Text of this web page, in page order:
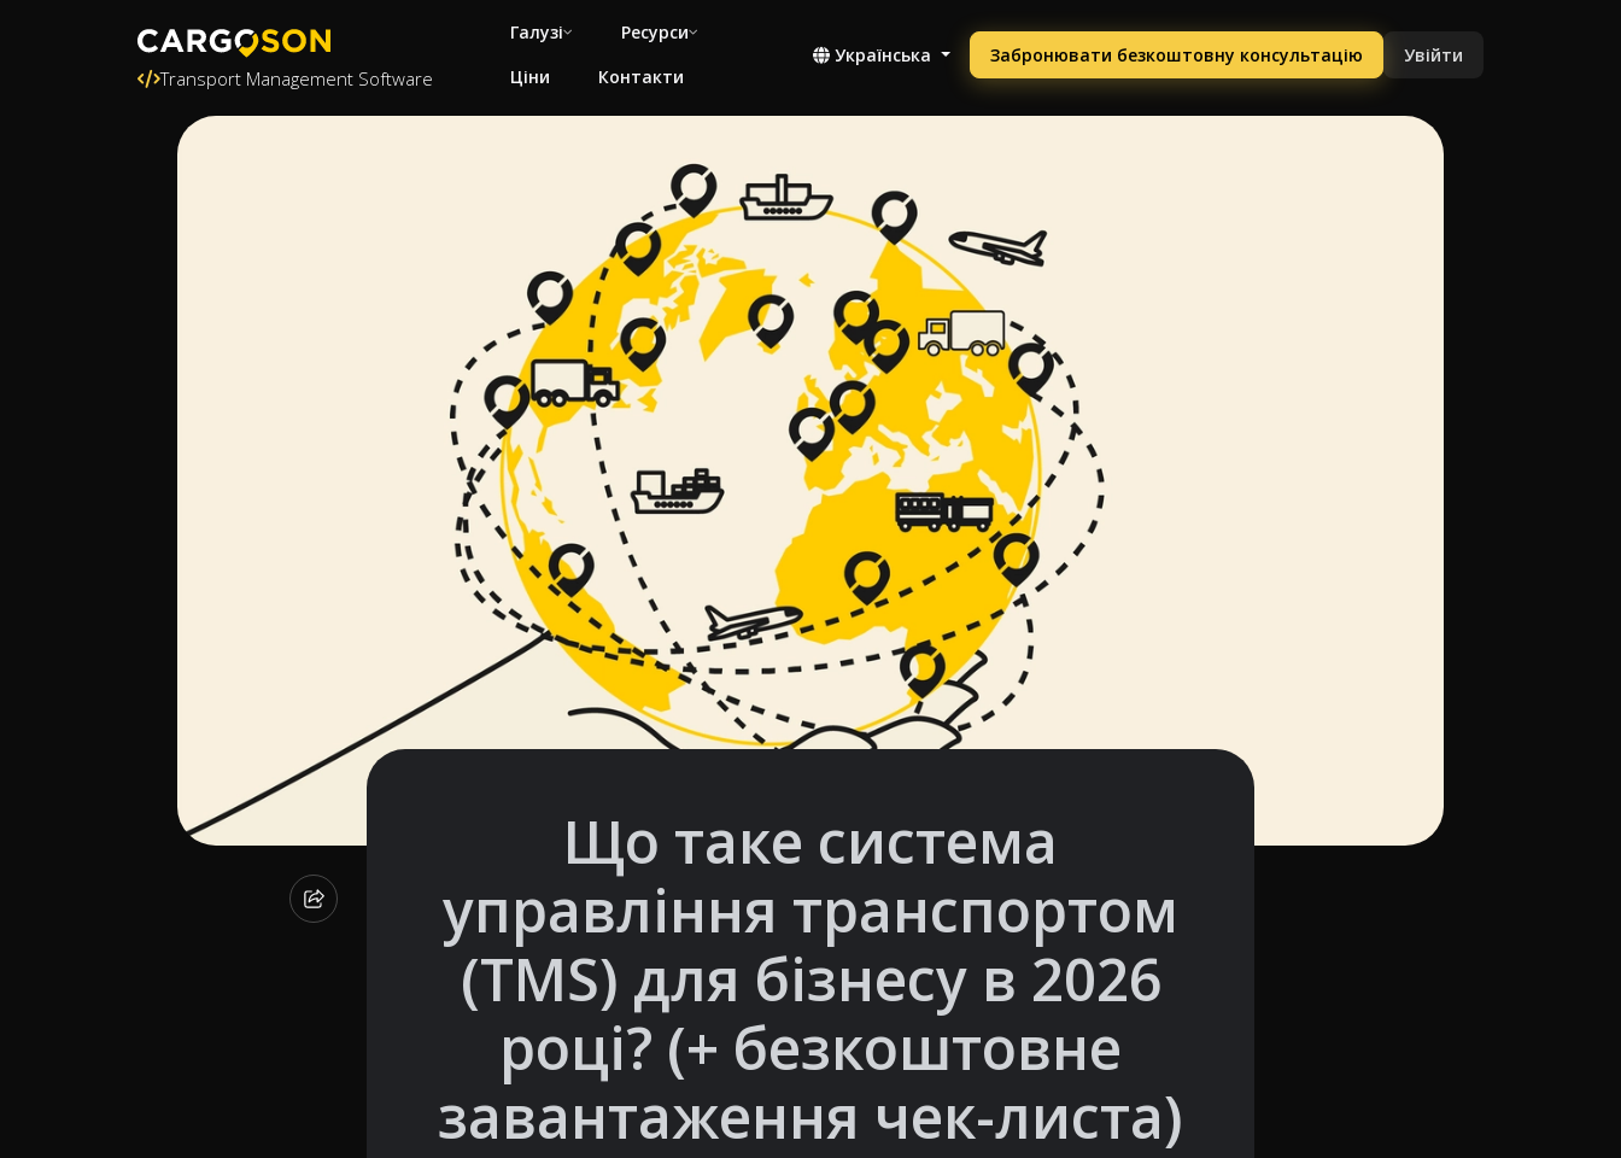
Transport Management Software
Галузі
Ресурси
Ціни
Контакти
Українська Забронювати безкоштовну консультацію Увійти
Що таке система
управління транспортом
(TMS) для бізнесу в 2026
році? (+ безкоштовне
завантаження чек-листа)